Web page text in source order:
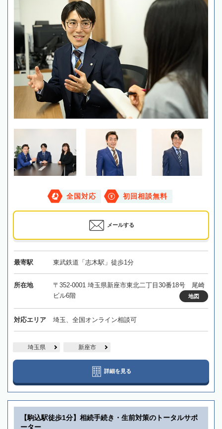
全国対応 初回相談無料
メールする
最寄駅 東武鉄道「志木駅」徒歩1分
所在地
〒352-0001 埼玉県新座市東北二丁目30番18号 尾崎
ビル6階
地図
対応エリア 埼玉、全国オンライン相談可
埼玉県 新座市
詳細を見る
【駒込駅徒歩1分】相続手続き・生前対策のトータルサポ
ーター